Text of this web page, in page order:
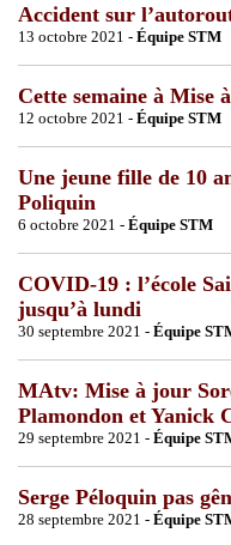
Accident sur
13 octobre 2021 - Équipe STM
Cette semaine à Mise
12 octobre 2021 - Équipe STM
Une jeune fille de 10
Poliquin
6 octobre 2021 - Équipe STM
COVID-19 : l’école
jusqu’à lundi
30 septembre 2021 - Équipe
MAtv: Mise à jour
Plamondon et Yanick
29 septembre 2021 - Équipe
Serge Péloquin pas
28 septembre 2021 - Équipe